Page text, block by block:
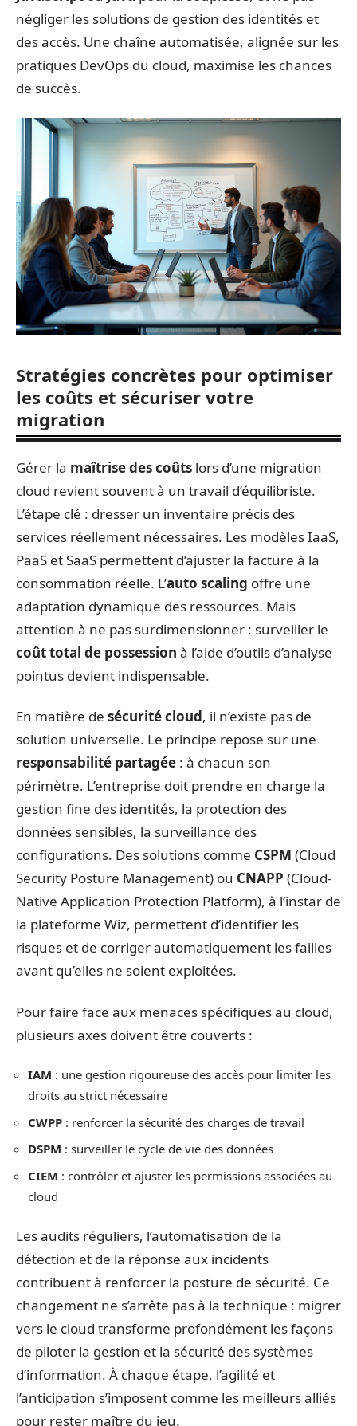
négliger les solutions de gestion des identités et
des accès. Une chaîne automatisée, alignée sur les
pratiques DevOps du cloud, maximise les chances
de succès.
Stratégies concrètes pour optimiser
les coûts et sécuriser votre
migration
Gérer la maîtrise des coûts lors d’une migration
cloud revient souvent à un travail d’équilibriste.
L’étape clé : dresser un inventaire précis des
services réellement nécessaires. Les modèles IaaS,
PaaS et SaaS permettent d’ajuster la facture à la
consommation réelle. L’auto scaling offre une
adaptation dynamique des ressources. Mais
attention à ne pas surdimensionner : surveiller le
coût total de possession à l’aide d’outils d’analyse
pointus devient indispensable.
En matière de sécurité cloud, il n’existe pas de
solution universelle. Le principe repose sur une
responsabilité partagée : à chacun son
périmètre. L’entreprise doit prendre en charge la
gestion fine des identités, la protection des
données sensibles, la surveillance des
configurations. Des solutions comme CSPM (Cloud
Security Posture Management) ou CNAPP (Cloud-
Native Application Protection Platform), à l’instar de
la plateforme Wiz, permettent d’identifier les
risques et de corriger automatiquement les failles
avant qu’elles ne soient exploitées.
Pour faire face aux menaces spécifiques au cloud,
plusieurs axes doivent être couverts :
IAM : une gestion rigoureuse des accès pour limiter les
droits au strict nécessaire
CWPP : renforcer la sécurité des charges de travail
DSPM : surveiller le cycle de vie des données
CIEM : contrôler et ajuster les permissions associées au
cloud
Les audits réguliers, l’automatisation de la
détection et de la réponse aux incidents
contribuent à renforcer la posture de sécurité. Ce
changement ne s’arrête pas à la technique : migrer
vers le cloud transforme profondément les façons
de piloter la gestion et la sécurité des systèmes
d’information. À chaque étape, l’agilité et
l’anticipation s’imposent comme les meilleurs alliés
pour rester maître du jeu.